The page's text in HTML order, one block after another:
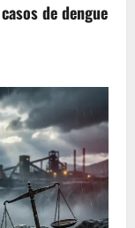
de dengue